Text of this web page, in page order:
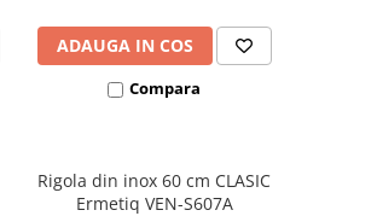
ADAUGA IN COS
Compara
Rigola din inox 60 cm CLASIC
Ermetiq VEN-S607A